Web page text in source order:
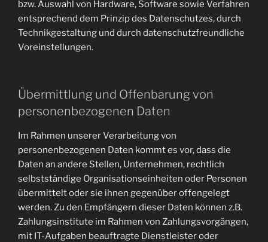
bzw. Auswahl von Hardware, Software sowie Verfahren
entsprechend dem Prinzip des Datenschutzes, durch
Technikgestaltung und durch datenschutzfreundliche
Voreinstellungen.
Übermittlung und Offenbarung von
personenbezogenen Daten
Im Rahmen unserer Verarbeitung von
personenbezogenen Daten kommt es vor, dass die
Daten an andere Stellen, Unternehmen, rechtlich
selbstständige Organisationseinheiten oder Personen
übermittelt oder sie ihnen gegenüber offengelegt
werden. Zu den Empfängern dieser Daten können z.B.
Zahlungsinstitute im Rahmen von Zahlungsvorgängen,
mit IT-Aufgaben beauftragte Dienstleister oder